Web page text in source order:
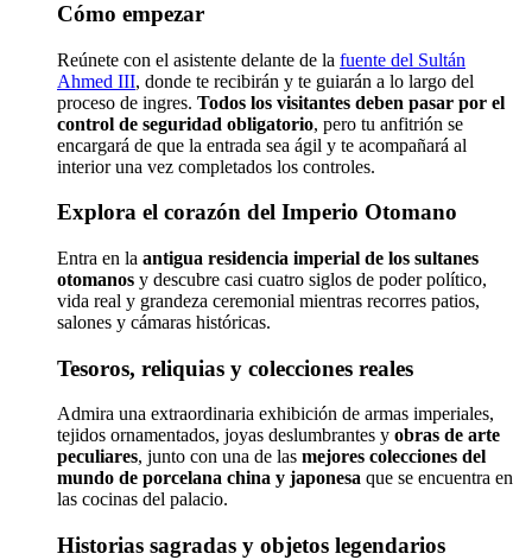
Cómo empezar
Reúnete con el asistente delante de la fuente del Sultán
Ahmed III, donde te recibirán y te guiarán a lo largo del
proceso de ingres. Todos los visitantes deben pasar por el
control de seguridad obligatorio, pero tu anfitrión se
encargará de que la entrada sea ágil y te acompañará al
interior una vez completados los controles.
Explora el corazón del Imperio Otomano
Entra en la antigua residencia imperial de los sultanes
otomanos y descubre casi cuatro siglos de poder político,
vida real y grandeza ceremonial mientras recorres patios,
salones y cámaras históricas.
Tesoros, reliquias y colecciones reales
Admira una extraordinaria exhibición de armas imperiales,
tejidos ornamentados, joyas deslumbrantes y obras de arte
peculiares, junto con una de las mejores colecciones del
mundo de porcelana china y japonesa que se encuentra en
las cocinas del palacio.
Historias sagradas y objetos legendarios